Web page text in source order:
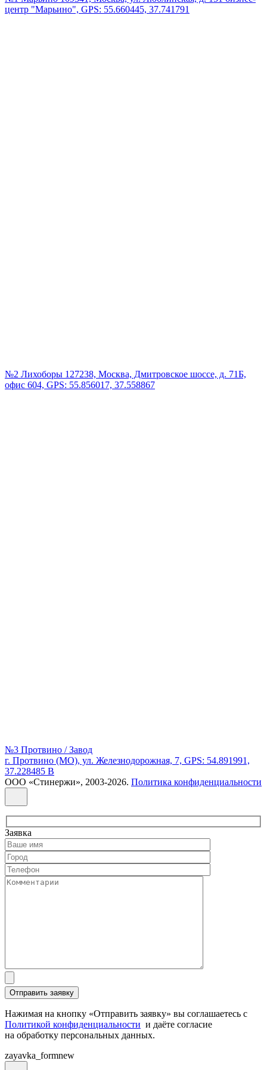
центр "Марьино", GPS: 55.660445, 37.741791
№2 Лихоборы 127238, Москва, Дмитровское шоссе, д. 71Б,
офис 604, GPS: 55.856017, 37.558867
№3 Протвино / Завод
г. Протвино (МО), ул. Железнодорожная, 7, GPS: 54.891991,
37.228485 В
ООО «Стинержи», 2003-2026. Политика конфиденциальности
Заявка
Нажимая на кнопку «Отправить заявку» вы соглашаетесь с
Политикой конфиденциальности и даёте согласие
на обработку персональных данных.
zayavka_formnew